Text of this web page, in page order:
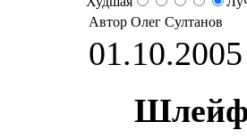
Автор Олег Султанов
01.10.2005
Шлейф